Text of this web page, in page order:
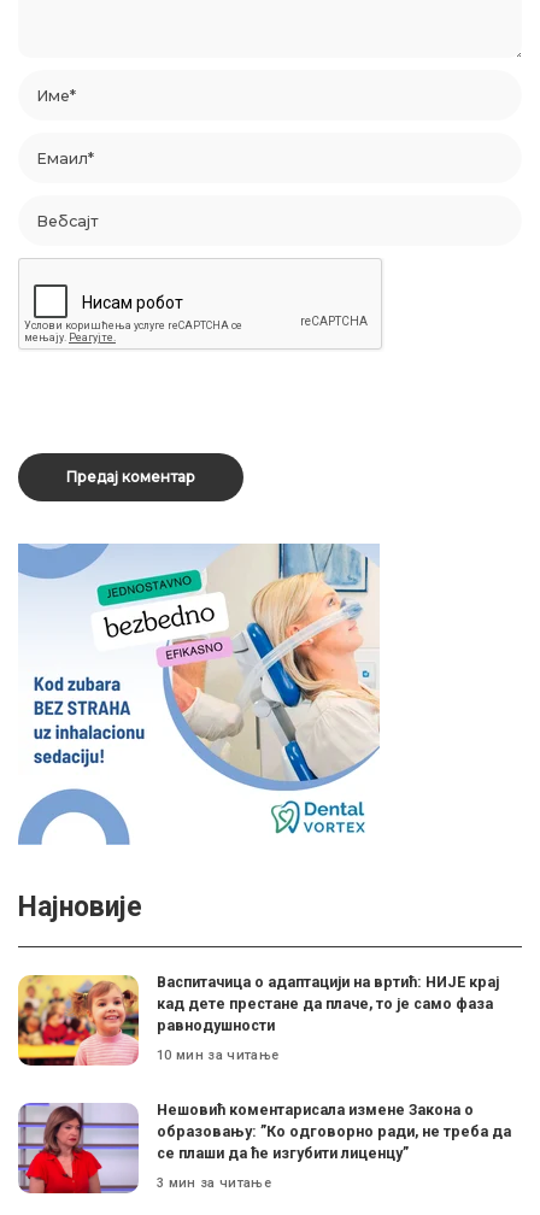
Најновије
Васпитачица о адаптацији на вртић: НИЈЕ крај
кад дете престане да плаче, то је само фаза
равнодушности
10 мин за читање
Нешовић коментарисала измене Закона о
образовању: ”Ко одговорно ради, не треба да
се плаши да ће изгубити лиценцу”
3 мин за читање